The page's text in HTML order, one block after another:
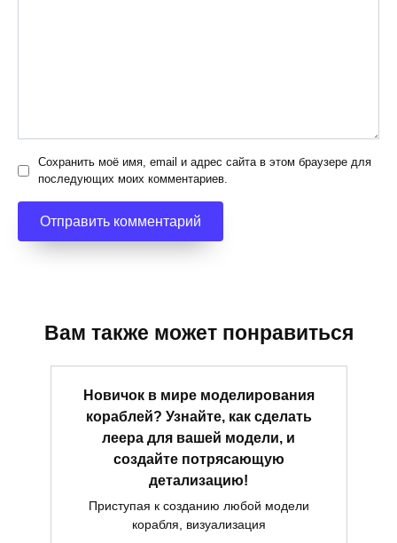
Сохранить моё имя, email и адрес сайта в этом браузере для
последующих моих комментариев.
Вам также может понравиться
Новичок в мире моделирования
кораблей? Узнайте, как сделать
леера для вашей модели, и
создайте потрясающую
детализацию!
Приступая к созданию любой модели
корабля, визуализация